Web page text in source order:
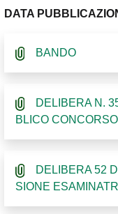
DATA
BANDO
DELIBERA N.
BLICO
DELIBERA 52
SIONE